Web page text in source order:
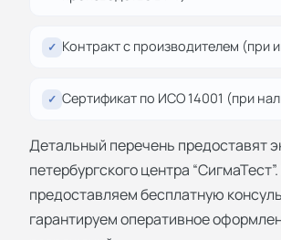
✓ Контракт с производителем (при
✓ Сертификат по ИСО 14001 (при
Детальный перечень предоставят
петербургского центра
предоставляем бесплатную
гарантируем оперативное